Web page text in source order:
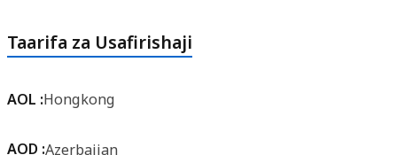
Taarifa za Usafirishaji
AOL :Hongkong
AOD :Azerbaijan